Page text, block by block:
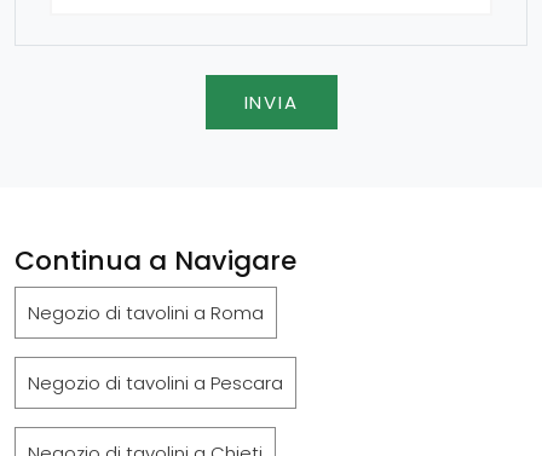
INVIA
Continua a Navigare
Negozio di tavolini a Roma
Negozio di tavolini a Pescara